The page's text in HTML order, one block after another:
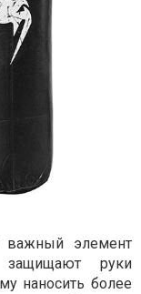
важный элемент
руки
наносить более